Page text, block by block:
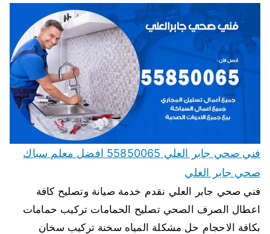
فني صحي جابر العلي 55850065 افضل معلم سباك
صحي جابر العلي
فني صحي جابر العلي نقدم خدمة صيانة وتصليح كافة
اعطال الصرف الصحي تصليح الحمامات تركيب حمامات
بكافة الاحجام حل مشكلة المياه سخنة تركيب سخان